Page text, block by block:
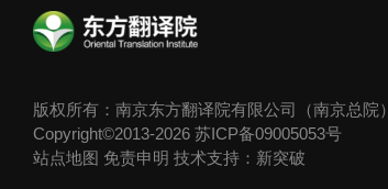
版权所有：南京东方翻译院有限公司（南京总院）
Copyright©2013-2026 苏ICP备09005053号
站点地图 免责申明 技术支持：新突破